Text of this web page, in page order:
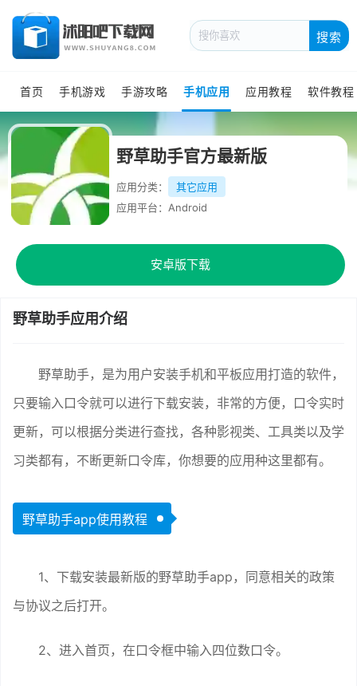
搜索
首页 手机游戏 手游攻略 手机应用 应用教程 软件教程
野草助手官方最新版
应用分类：
其它应用
应用平台：Android
安卓版下载
野草助手应用介绍
野草助手，是为用户安装手机和平板应用打造的软件，
只要输入口令就可以进行下载安装，非常的方便，口令实时
更新，可以根据分类进行查找，各种影视类、工具类以及学
习类都有，不断更新口令库，你想要的应用种这里都有。
野草助手app使用教程
1、下载安装最新版的野草助手app，同意相关的政策
与协议之后打开。
2、进入首页，在口令框中输入四位数口令。